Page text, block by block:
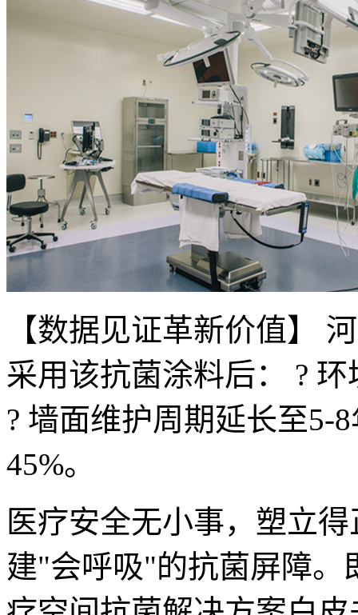
【数据见证革新价值】
采用该抗菌涂料后： ?
? 墙面维护周期延长至5-
45%。
医疗安全无小事，塑立
建"会呼吸"的抗菌屏障。